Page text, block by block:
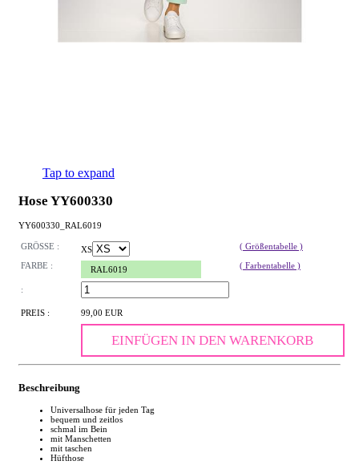
Tap to expand
Hose YY600330
YY600330_RAL6019
GRÖSSE : XS
( Größentabelle )
FARBE :
RAL6019 ( Farbentabelle )
:
PREIS : 99,00 EUR
EINFÜGEN IN DEN WARENKORB
Beschreibung
Universalhose für jeden Tag
bequem und zeitlos
schmal im Bein
mit Manschetten
mit taschen
Hüfthose